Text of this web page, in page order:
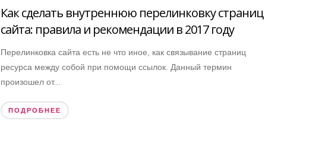
Как сделать внутреннюю перелинковку страниц
сайта: правила и рекомендации в 2017 году
Перелинковка сайта есть не что иное, как связывание страниц
ресурса между собой при помощи ссылок. Данный термин
произошел от...
ПОДРОБНЕЕ